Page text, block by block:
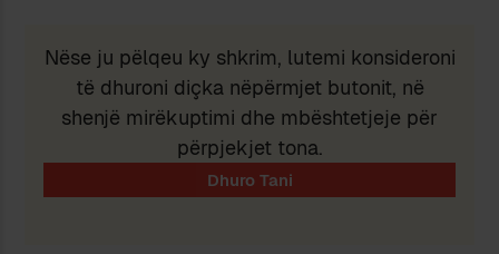
Nëse ju pëlqeu ky shkrim, lutemi konsideroni
të dhuroni diçka nëpërmjet butonit, në
shenjë mirëkuptimi dhe mbështetjeje për
përpjekjet tona.